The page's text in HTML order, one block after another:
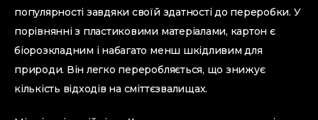
популярності завдяки своїй здатності до переробки. У
порівнянні з пластиковими матеріалами, картон є
біорозкладним і набагато менш шкідливим для
природи. Він легко переробляється, що знижує
кількість відходів на сміттєзвалищах.